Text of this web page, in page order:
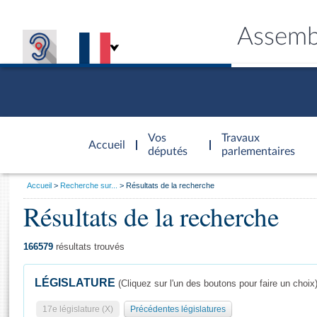
Accueil
d'accueil
Vos
députés
Travaux
parlementaires
Général
Vous
Accueil Recherche sur... Résultats de la recherche
Résultats de la recherche
166579 résultats trouvés
LÉGISLATURE (Cliquez sur l'un des boutons pour faire un choix)
17e législature (X) Précédentes législatures